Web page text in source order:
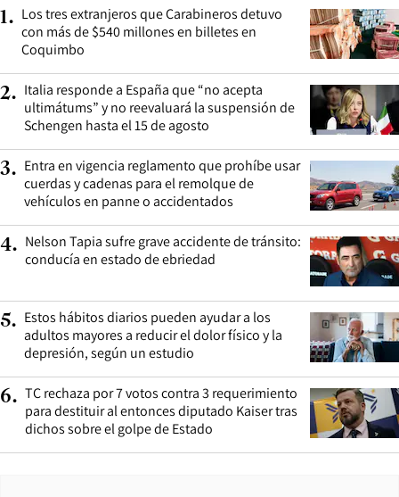
1. Los tres extranjeros que Carabineros detuvo
con más de $540 millones en billetes en
Coquimbo
2. Italia responde a España que “no acepta
ultimátums” y no reevaluará la suspensión de
Schengen hasta el 15 de agosto
3. Entra en vigencia reglamento que prohíbe usar
cuerdas y cadenas para el remolque de
vehículos en panne o accidentados
4. Nelson Tapia sufre grave accidente de tránsito:
conducía en estado de ebriedad
5. Estos hábitos diarios pueden ayudar a los
adultos mayores a reducir el dolor físico y la
depresión, según un estudio
6. TC rechaza por 7 votos contra 3 requerimiento
para destituir al entonces diputado Kaiser tras
dichos sobre el golpe de Estado